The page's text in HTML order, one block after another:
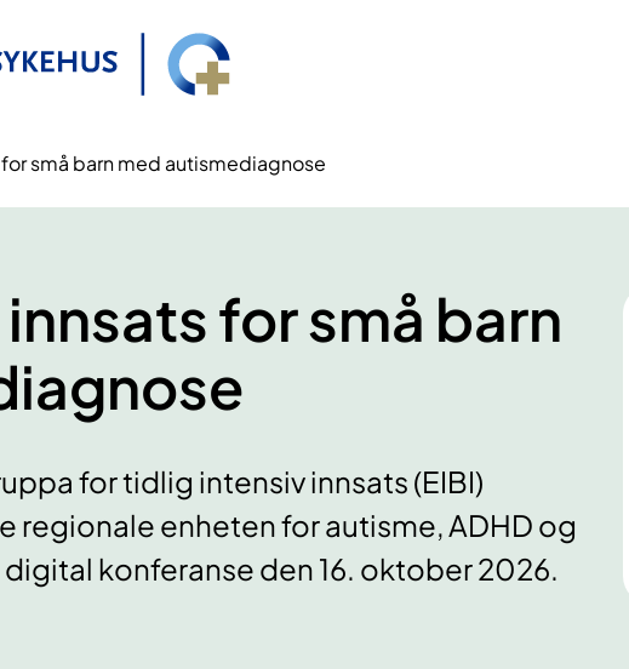
små barn med autismediagnose
for små barn
for tidlig intensiv innsats (EIBI)
regionale enheten for autisme, ADHD og
konferanse den 16. oktober 2026.